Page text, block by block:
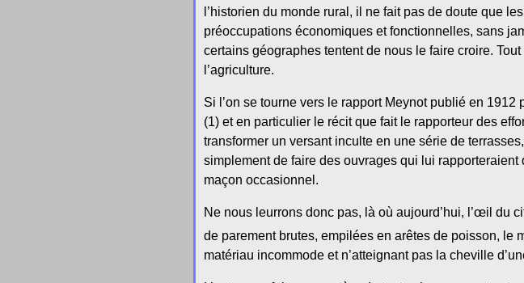
l’historien du monde rural, il ne fait pas de doute que
préoccupations économiques et fonctionnelles, sans
certains géographes tentent de nous le faire croire.
l’agriculture.
Si l’on se tourne vers le rapport Meynot publié en
(1) et en particulier le récit que fait le rapporteur des
transformer un versant inculte en une série de
simplement de faire des ouvrages qui lui
maçon occasionnel.
Ne nous leurrons donc pas, là où aujourd’hui, l’œil du
de parement brutes, empilées en arêtes de poisson, le
matériau incommode et n’atteignant pas la cheville